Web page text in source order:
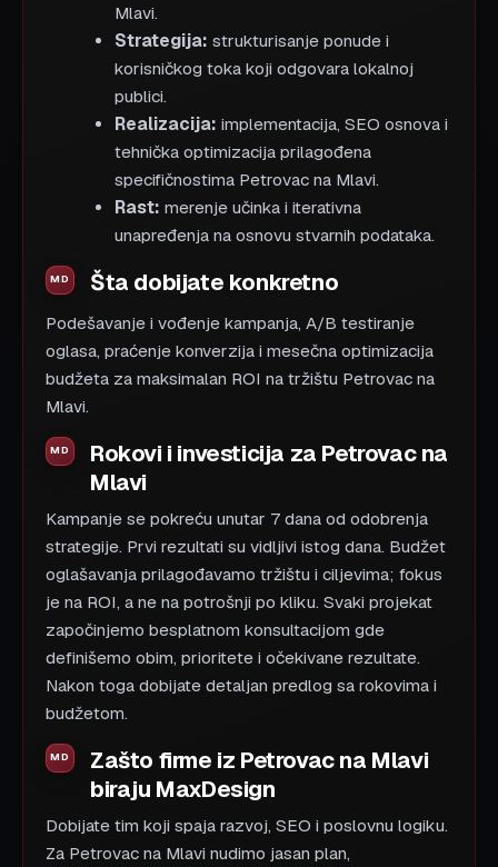
Mlavi.
Strategija: strukturisanje ponude i
korisničkog toka koji odgovara lokalnoj
publici.
Realizacija: implementacija, SEO osnova i
tehnička optimizacija prilagođena
specifičnostima Petrovac na Mlavi.
Rast: merenje učinka i iterativna
unapređenja na osnovu stvarnih podataka.
Šta dobijate konkretno
Podešavanje i vođenje kampanja, A/B testiranje
oglasa, praćenje konverzija i mesečna optimizacija
budžeta za maksimalan ROI na tržištu Petrovac na
Mlavi.
Rokovi i investicija za Petrovac na
Mlavi
Kampanje se pokreću unutar 7 dana od odobrenja
strategije. Prvi rezultati su vidljivi istog dana. Budžet
oglašavanja prilagođavamo tržištu i ciljevima; fokus
je na ROI, a ne na potrošnji po kliku. Svaki projekat
započinjemo besplatnom konsultacijom gde
definišemo obim, prioritete i očekivane rezultate.
Nakon toga dobijate detaljan predlog sa rokovima i
budžetom.
Zašto firme iz Petrovac na Mlavi
biraju MaxDesign
Dobijate tim koji spaja razvoj, SEO i poslovnu logiku.
Za Petrovac na Mlavi nudimo jasan plan,